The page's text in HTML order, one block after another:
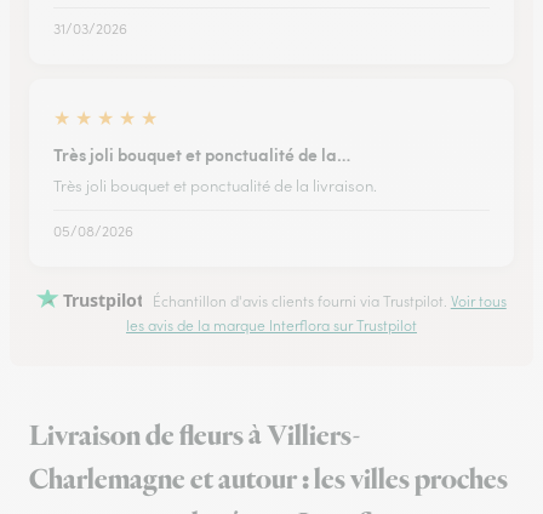
31/03/2026
★ ★ ★ ★ ★
Très joli bouquet et ponctualité de la…
Très joli bouquet et ponctualité de la livraison.
05/08/2026
Trustpilot Échantillon d'avis clients fourni via Trustpilot. Voir tous
les avis de la marque Interflora sur Trustpilot
Livraison de fleurs à Villiers-
Charlemagne et autour : les villes proches